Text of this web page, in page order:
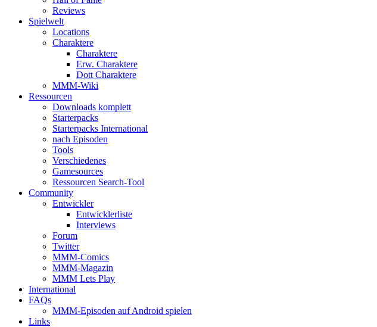
Reviews
Spielwelt
Locations
Charaktere
Charaktere
Erw. Charaktere
Dott Charaktere
MMM-Wiki
Ressourcen
Downloads komplett
Starterpacks
Starterpacks International
nach Episoden
Tools
Verschiedenes
Gamesources
Ressourcen Search-Tool
Community
Entwickler
Entwicklerliste
Interviews
Forum
Twitter
MMM-Comics
MMM-Magazin
MMM Lets Play
International
FAQs
MMM-Episoden auf Android spielen
Links